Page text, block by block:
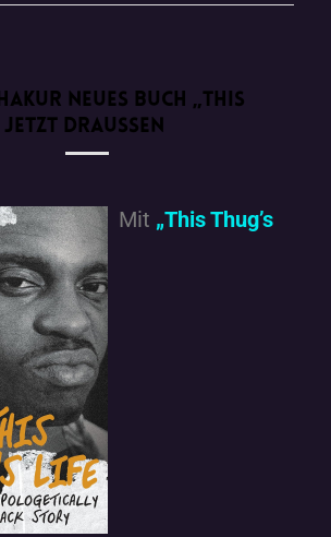
NEUES BUCH „THIS
DRAUSSEN
Mit „This Thug’s